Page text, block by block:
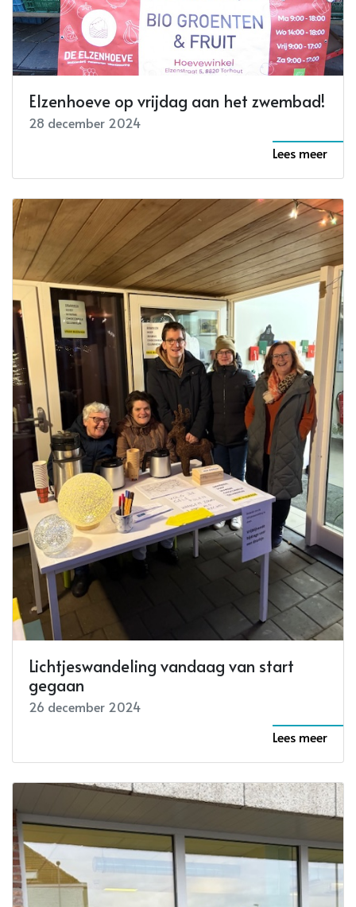
Elzenhoeve op vrijdag aan het zwembad!
28 december 2024
Lees meer
Lichtjeswandeling vandaag van start
gegaan
26 december 2024
Lees meer